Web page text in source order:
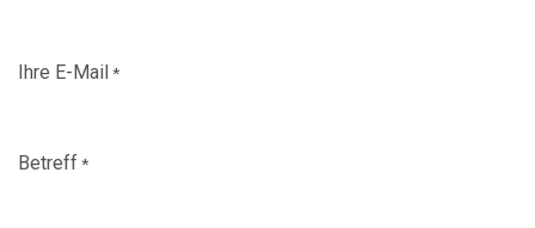
Ihre E-Mail*
Betreff*